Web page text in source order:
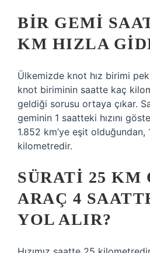
BIR GEMI
KM HIZLA
Ülkemizde knot hız birimi pek
knot biriminin saatte kaç
geldiği sorusu ortaya çıkar.
geminin 1 saatteki hızını
1.852 km’ye eşit
kilometredir.
SÜRATI 25 KM
ARAÇ 4
YOL ALIR?